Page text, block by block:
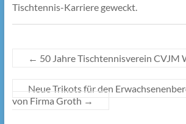
Tischtennis-Karriere geweckt.
← 50 Jahre Tischtennisverein CVJM
Neue Trikots für den
von Firma Groth →